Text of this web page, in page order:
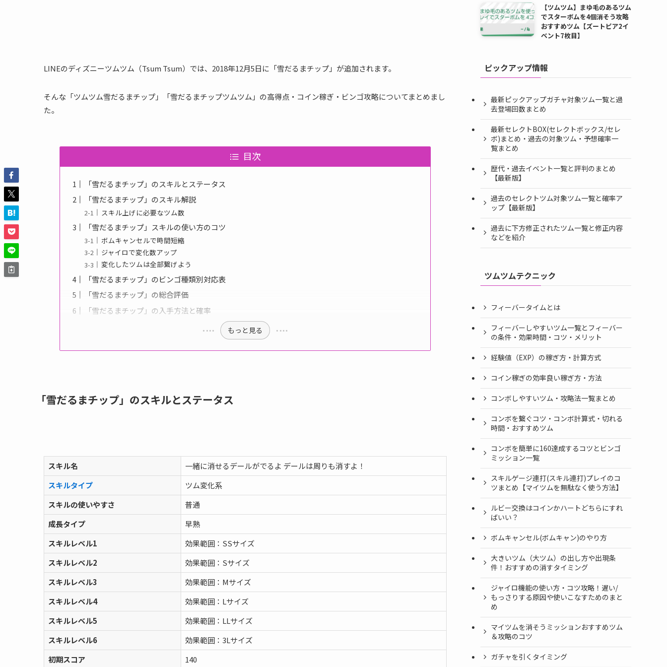
LINEのディズニーツムツム（Tsum Tsum）では、2018年12月5日に「雪だるまチップ」が追加されます。
そんな「ツムツム雪だるまチップ」「雪だるまチップツムツム」の高得点・コイン稼ぎ・ビンゴ攻略についてまとめまし
た。
目次
「雪だるまチップ」のスキルとステータス
「雪だるまチップ」のスキル解説
スキル上げに必要なツム数
「雪だるまチップ」スキルの使い方のコツ
ボムキャンセルで時間短縮
ジャイロで変化数アップ
変化したツムは全部繋げよう
「雪だるまチップ」のビンゴ種類別対応表
「雪だるまチップ」の総合評価
「雪だるまチップ」の入手方法と確率
もっと見る
「雪だるまチップ」のスキルとステータス
スキル名
一緒に消せるデールがでるよ デールは周りも消すよ！
スキルタイプ
ツム変化系
スキルの使いやすさ
普通
成長タイプ
早熟
スキルレベル1
効果範囲：SSサイズ
スキルレベル2
効果範囲：Sサイズ
スキルレベル3
効果範囲：Mサイズ
スキルレベル4
効果範囲：Lサイズ
スキルレベル5
効果範囲：LLサイズ
スキルレベル6
効果範囲：3Lサイズ
初期スコア
140
【ツムツム】まゆ毛のあるツム
でスターボムを4個消そう攻略
おすすめツム【ズートピア2イ
ベント7枚目】
ピックアップ情報
最新ピックアップガチャ対象ツム一覧と過
去登場回数まとめ
最新セレクトBOX(セレクトボックス/セレ
ボ)まとめ・過去の対象ツム・予想確率一
覧まとめ
歴代・過去イベント一覧と評判のまとめ
【最新版】
過去のセレクトツム対象ツム一覧と確率ア
ップ【最新版】
過去に下方修正されたツム一覧と修正内容
などを紹介
ツムツムテクニック
フィーバータイムとは
フィーバーしやすいツム一覧とフィーバー
の条件・効果時間・コツ・メリット
経験値（EXP）の稼ぎ方・計算方式
コイン稼ぎの効率良い稼ぎ方・方法
コンボしやすいツム・攻略法一覧まとめ
コンボを繋ぐコツ・コンボ計算式・切れる
時間・おすすめツム
コンボを簡単に160達成するコツとビンゴ
ミッション一覧
スキルゲージ連打(スキル連打)プレイのコ
ツまとめ【マイツムを無駄なく使う方法】
ルビー交換はコインかハートどちらにすれ
ばいい？
ボムキャンセル(ボムキャン)のやり方
大きいツム（大ツム）の出し方や出現条
件！おすすめの消すタイミング
ジャイロ機能の使い方・コツ攻略！遅い/
もっさりする原因や使いこなすためのまと
め
マイツムを消そうミッションおすすめツム
＆攻略のコツ
ガチャを引くタイミング